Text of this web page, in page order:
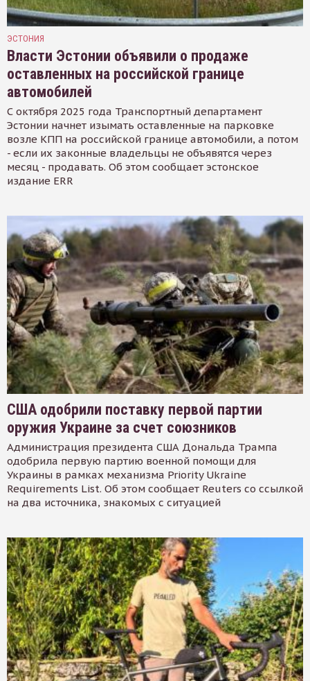
ЭСТОНИЯ
Власти Эстонии объявили о продаже
оставленных на российской границе
автомобилей
С октября 2025 года Транспортный департамент
Эстонии начнет изымать оставленные на парковке
возле КПП на российской границе автомобили, а потом
- если их законные владельцы не объявятся через
месяц - продавать. Об этом сообщает эстонское
издание ERR
США одобрили поставку первой партии
оружия Украине за счет союзников
Администрация президента США Дональда Трампа
одобрила первую партию военной помощи для
Украины в рамках механизма Priority Ukraine
Requirements List. Об этом сообщает Reuters со ссылкой
на два источника, знакомых с ситуацией